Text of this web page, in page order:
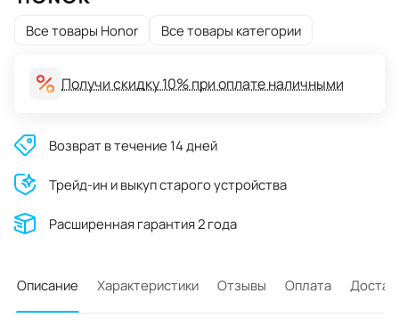
Все товары Honor Все товары категории
Получи скидку 10% при оплате наличными
Возврат в течение 14 дней
Трейд-ин и выкуп старого устройства
Расширенная гарантия 2 года
Описание Характеристики Отзывы Оплата